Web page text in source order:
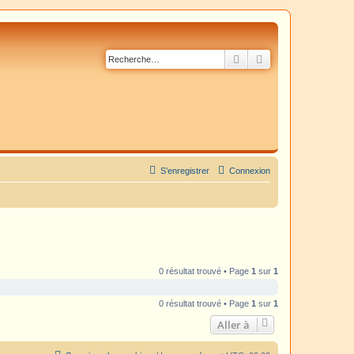
Rechercher
Connexion
S’enregistrer
0 résultat trouvé • Page 1 sur 1
0 résultat trouvé • Page 1 sur 1
Aller à